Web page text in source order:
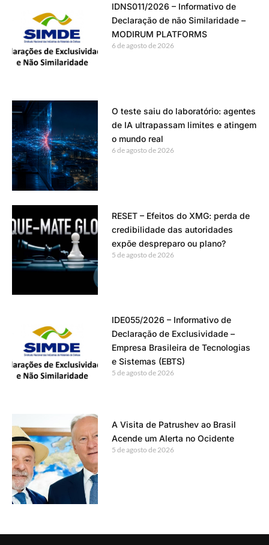
IDNS011/2026 – Informativo de
Declaração de não Similaridade –
MODIRUM PLATFORMS
6 de agosto de 2026
O teste saiu do laboratório: agentes
de IA ultrapassam limites e atingem
o mundo real
6 de agosto de 2026
RESET – Efeitos do XMG: perda de
credibilidade das autoridades
expõe despreparo ou plano?
5 de agosto de 2026
IDE055/2026 – Informativo de
Declaração de Exclusividade –
Empresa Brasileira de Tecnologias
e Sistemas (EBTS)
5 de agosto de 2026
A Visita de Patrushev ao Brasil
Acende um Alerta no Ocidente
5 de agosto de 2026